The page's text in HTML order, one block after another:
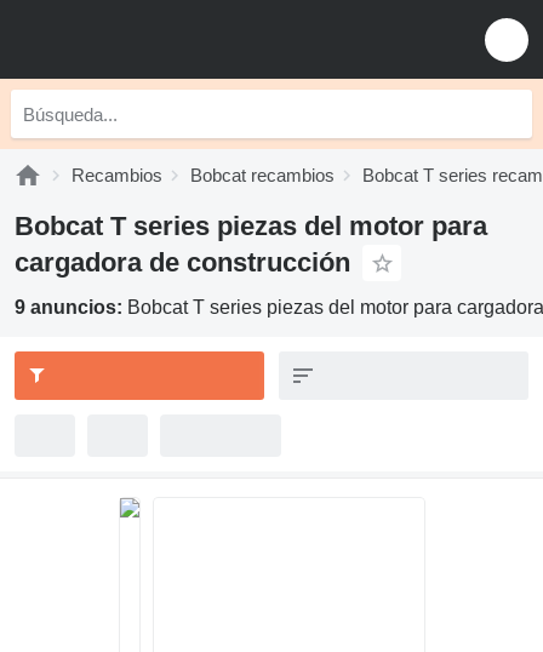
Recambios Bobcat recambios Bobcat T series
Bobcat T series piezas del motor para
cargadora de construcción
9 anuncios: Bobcat T series piezas del motor para